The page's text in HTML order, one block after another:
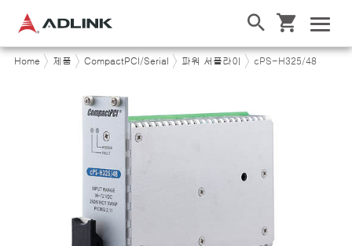
Home 제품 CompactPCI/Serial 파워 서플라이 cPS-H325/48